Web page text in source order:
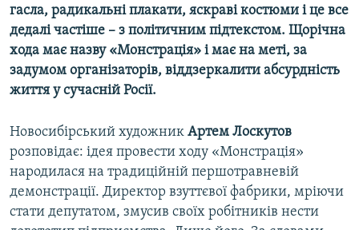
гасла, радикальні плакати, яскраві костюми і це все
дедалі частіше – з політичним підтекстом. Щорічна
хода має назву «Монстрація» і має на меті, за
задумом організаторів, віддзеркалити абсурдність
життя у сучасній Росії.
Новосибірський художник Артем Лоскутов
розповідає: ідея провести ходу «Монстрація»
народилася на традиційній першотравневій
демонстрації. Директор взуттєвої фабрики, мріючи
стати депутатом, змусив своїх робітників нести